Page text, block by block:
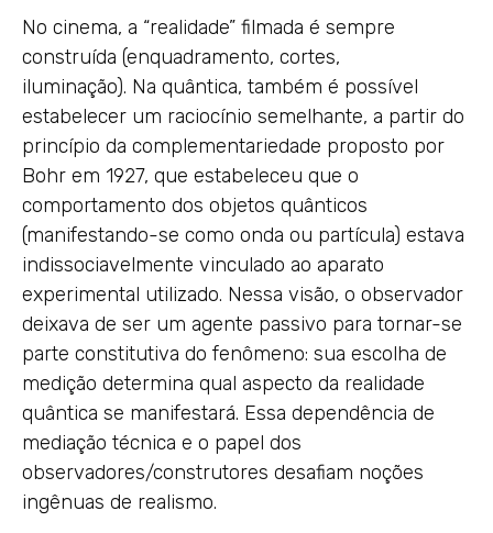
No cinema, a “realidade” filmada é sempre
construída (enquadramento, cortes,
iluminação). Na quântica, também é possível
estabelecer um raciocínio semelhante, a partir do
princípio da complementariedade proposto por
Bohr em 1927, que estabeleceu que o
comportamento dos objetos quânticos
(manifestando-se como onda ou partícula) estava
indissociavelmente vinculado ao aparato
experimental utilizado. Nessa visão, o observador
deixava de ser um agente passivo para tornar-se
parte constitutiva do fenômeno: sua escolha de
medição determina qual aspecto da realidade
quântica se manifestará. Essa dependência de
mediação técnica e o papel dos
observadores/construtores desafiam noções
ingênuas de realismo.